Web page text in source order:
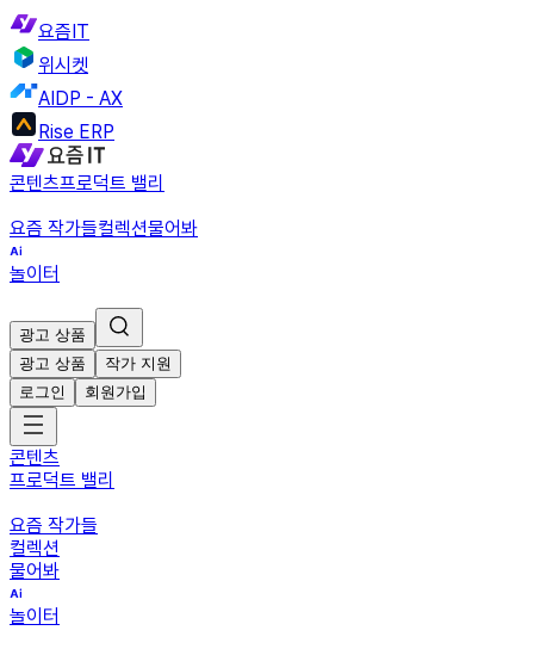
요즘IT
위시켓
AIDP - AX
Rise ERP
콘텐츠프로덕트 밸리
요즘 작가들컬렉션물어봐
놀이터
광고 상품
광고 상품
작가 지원
로그인
회원가입
콘텐츠
프로덕트 밸리
요즘 작가들
컬렉션
물어봐
놀이터